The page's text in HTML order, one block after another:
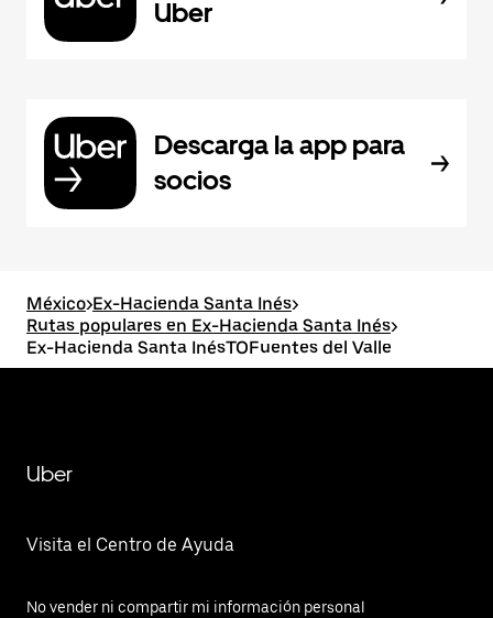
Uber
Descarga la app para
socios
México>Ex-Hacienda Santa Inés>
Rutas populares en Ex-Hacienda Santa Inés>
Ex-Hacienda Santa InésTOFuentes del Valle
Uber
Visita el Centro de Ayuda
No vender ni compartir mi información personal